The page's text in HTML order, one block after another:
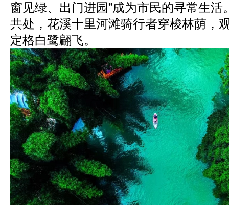
窗见绿、出门进园”成为市民的寻常生
共处，花溪十里河滩骑行者穿梭林荫，
定格白鹭翩飞。